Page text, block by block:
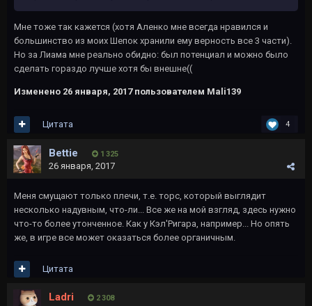
Мне тоже так кажется (хотя Аленко мне всегда нравился и
большинство из моих Шепок хранили ему верность все 3 части).
Но за Лиама мне реально обидно: был потенциал и можно было
сделать гораздо лучше хотя бы внешне((
Изменено 26 января, 2017пользователем Mali139
4
Цитата
Bettie 1 325
26 января, 2017
Меня смущают только плечи, т.е. торс, который выглядит
несколько надувным, что-ли... Все же на мой взгляд, здесь нужно
что-то более утонченное. Как у Кэл'Ригара, например... Но опять
же, в игре все может оказаться более органичным.
Цитата
Ladri 2 308